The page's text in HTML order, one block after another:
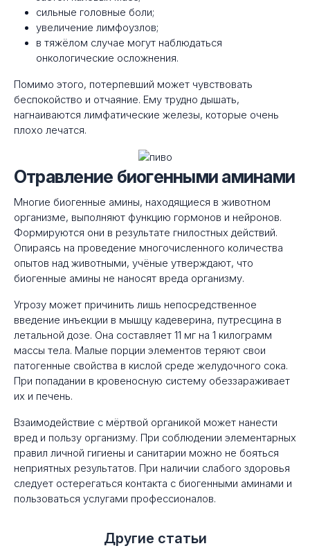
сильные головные боли;
увеличение лимфоузлов;
в тяжёлом случае могут наблюдаться
онкологические осложнения.
Помимо этого, потерпевший может чувствовать
беспокойство и отчаяние. Ему трудно дышать,
нагнаиваются лимфатические железы, которые очень
плохо лечатся.
Отравление биогенными аминами
Многие биогенные амины, находящиеся в животном
организме, выполняют функцию гормонов и нейронов.
Формируются они в результате гнилостных действий.
Опираясь на проведение многочисленного количества
опытов над животными, учёные утверждают, что
биогенные амины не наносят вреда организму.
Угрозу может причинить лишь непосредственное
введение инъекции в мышцу кадеверина, путресцина в
летальной дозе. Она составляет 11 мг на 1 килограмм
массы тела. Малые порции элементов теряют свои
патогенные свойства в кислой среде желудочного сока.
При попадании в кровеносную систему обеззараживает
их и печень.
Взаимодействие с мёртвой органикой может нанести
вред и пользу организму. При соблюдении элементарных
правил личной гигиены и санитарии можно не бояться
неприятных результатов. При наличии слабого здоровья
следует остерегаться контакта с биогенными аминами и
пользоваться услугами профессионалов.
Другие статьи